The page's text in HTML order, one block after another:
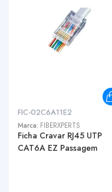
FIC-02C6A11E2
Marca: FIBERXPERTS
Ficha Cravar RJ45 UTP
CAT6A EZ Passagem